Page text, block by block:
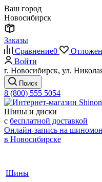
Ваш город
Новосибирск
Заказы
Сравнение0
Войти
г. Новосибирск, ул.
Поиск
8 (800) 555 5054
Шины и диски
с бесплатной доставкой
Онлайн-запись на
в Новосибирске
Шины